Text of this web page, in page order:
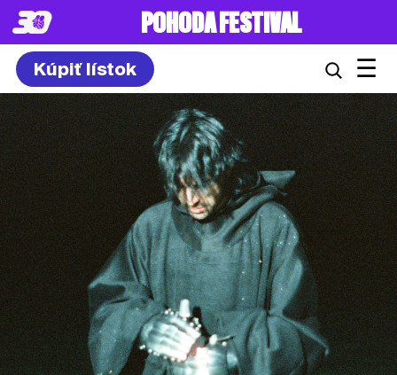
POHODA FESTIVAL
Kúpiť lístok ☰